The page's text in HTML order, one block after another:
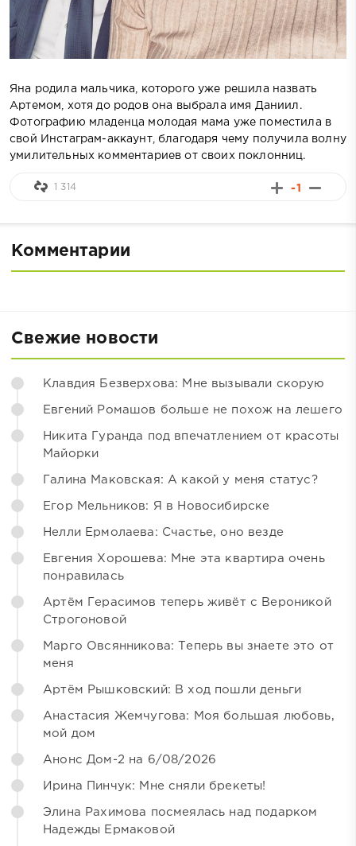
Яна родила мальчика, которого уже решила назвать
Артемом, хотя до родов она выбрала имя Даниил.
Фотографию младенца молодая мама уже поместила в
свой Инстаграм-аккаунт, благодаря чему получила волну
умилительных комментариев от своих поклонниц.
-1
1 314
Комментарии
Свежие новости
Клавдия Безверхова: Мне вызывали скорую
Евгений Ромашов больше не похож на лешего
Никита Гуранда под впечатлением от красоты
Майорки
Галина Маковская: А какой у меня статус?
Егор Мельников: Я в Новосибирске
Нелли Ермолаева: Счастье, оно везде
Евгения Хорошева: Мне эта квартира очень
понравилась
Артём Герасимов теперь живёт с Вероникой
Строгоновой
Марго Овсянникова: Теперь вы знаете это от
меня
Артём Рышковский: В ход пошли деньги
Анастасия Жемчугова: Моя большая любовь,
мой дом
Анонс Дом-2 на 6/08/2026
Ирина Пинчук: Мне сняли брекеты!
Элина Рахимова посмеялась над подарком
Надежды Ермаковой